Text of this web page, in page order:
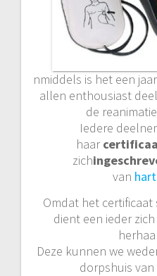
nmiddels is het een
allen enthousiast
de
Iedere
haar
zich
van
Omdat het certificaat
dient een ieder
Deze kunnen we
dorpshuis